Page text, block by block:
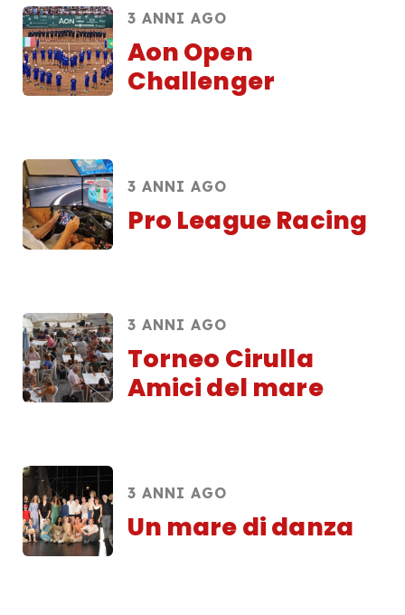
3 ANNI AGO
Aon Open
Challenger
3 ANNI AGO
Pro League Racing
3 ANNI AGO
Torneo Cirulla
Amici del mare
3 ANNI AGO
Un mare di danza